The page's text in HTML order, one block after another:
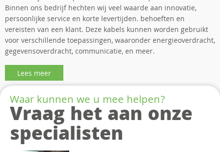
Binnen ons bedrijf hechten wij veel waarde aan innovatie,
persoonlijke service en korte levertijden. behoeften en
vereisten van een klant. Deze kabels kunnen worden gebruikt
voor verschillende toepassingen, waaronder energieoverdracht,
gegevensoverdracht, communicatie, en meer.
Lees meer
Waar kunnen we u mee helpen?
Vraag het aan onze
specialisten